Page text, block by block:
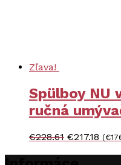
Zľava!
Spülboy NU
ručná
€228.61 Pôvodná
€217.18 (€